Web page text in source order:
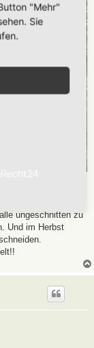
machen. Mein
ungeschnitten zu
Und im Herbst
"Mehr"
Sie